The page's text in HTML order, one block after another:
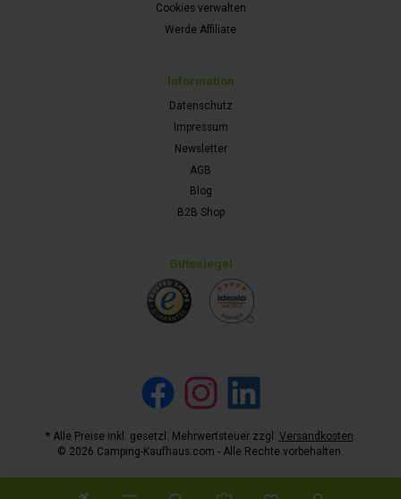
Werkzeugleiste anzeigen
Cookies verwalten
Werde Affiliate
Information
Datenschutz
Impressum
Newsletter
AGB
Blog
B2B Shop
Gütesiegel
Facebook Instagram LinkedIn
* Alle Preise inkl. gesetzl. Mehrwertsteuer zzgl. Versandkosten.
© 2026 Camping-Kaufhaus.com - Alle Rechte vorbehalten.